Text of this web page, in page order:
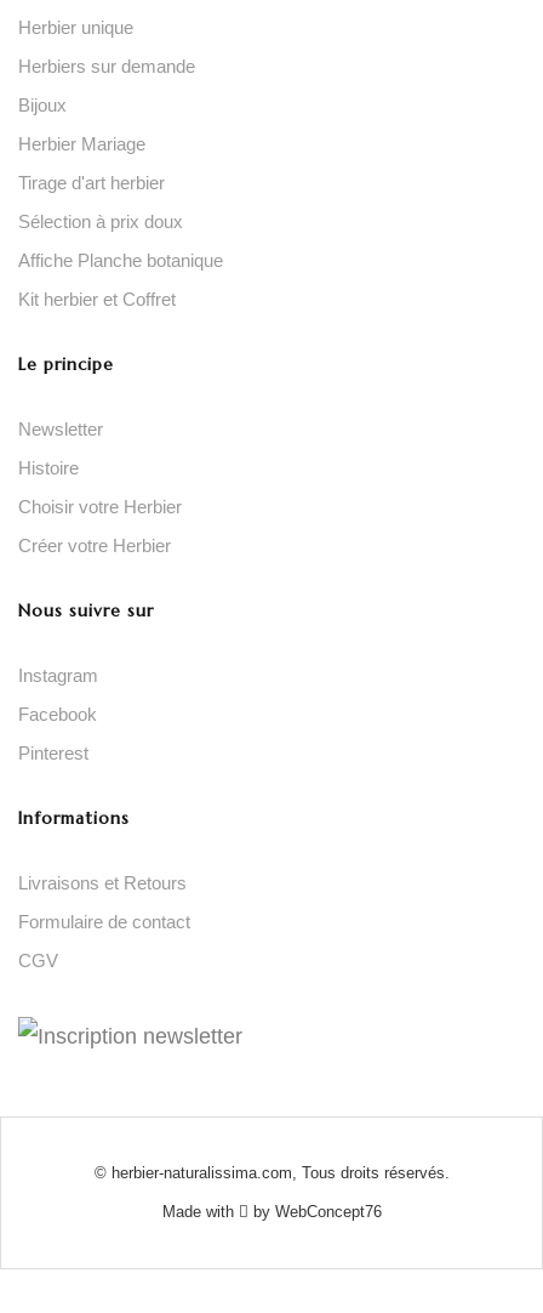
Herbier unique
Herbiers sur demande
Bijoux
Herbier Mariage
Tirage d'art herbier
Sélection à prix doux
Affiche Planche botanique
Kit herbier et Coffret
Le principe
Newsletter
Histoire
Choisir votre Herbier
Créer votre Herbier
Nous suivre sur
Instagram
Facebook
Pinterest
Informations
Livraisons et Retours
Formulaire de contact
CGV
© herbier-naturalissima.com, Tous droits réservés.
Made with by WebConcept76